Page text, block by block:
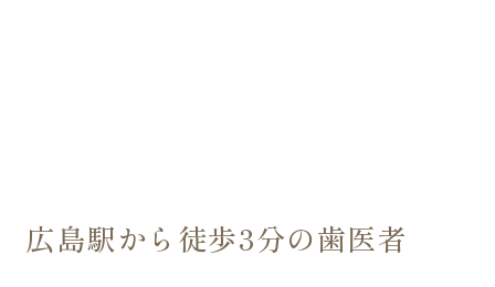
広島駅から徒歩3分の歯医者